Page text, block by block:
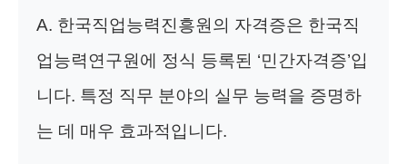
A. 한국직업능력진흥원의 자격증은 한국직
업능력연구원에 정식 등록된 ‘민간자격증’입
니다. 특정 직무 분야의 실무 능력을 증명하
는 데 매우 효과적입니다.